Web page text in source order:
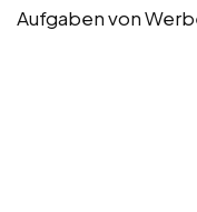
Aufgaben von